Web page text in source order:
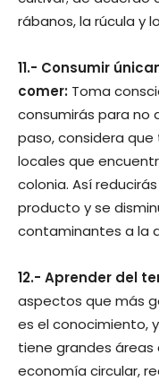
rábanos, la rúcula y
11.- Consumir
comer: Toma
consumirás para no
paso, considera
locales que
colonia. Así
producto y se
contaminantes a la
12.- Aprender del
aspectos que más
es el conocimiento,
tiene grandes áreas
economía circular,